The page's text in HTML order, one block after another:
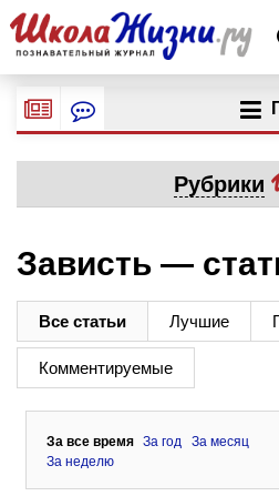
Рубрики
Зависть —
Все статьи Лучшие
Комментируемые
За все время За год
За месяц
За неделю